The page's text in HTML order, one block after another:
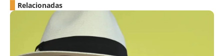
Relacionadas